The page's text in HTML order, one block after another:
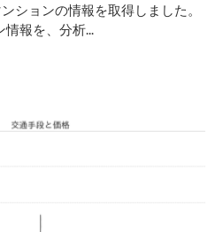
ションの情報を取得しました。
情報を、分析...